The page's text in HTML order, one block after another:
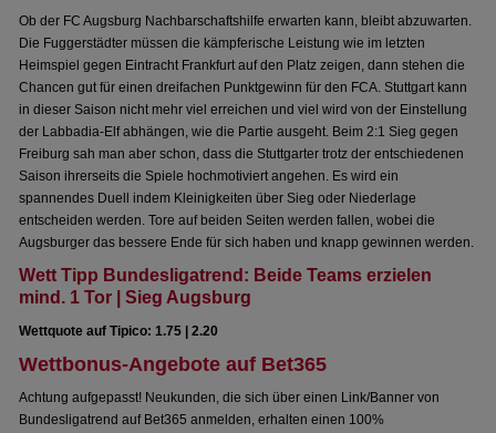
Ob der FC Augsburg Nachbarschaftshilfe erwarten kann, bleibt abzuwarten.
Die Fuggerstädter müssen die kämpferische Leistung wie im letzten
Heimspiel gegen Eintracht Frankfurt auf den Platz zeigen, dann stehen die
Chancen gut für einen dreifachen Punktgewinn für den FCA. Stuttgart kann
in dieser Saison nicht mehr viel erreichen und viel wird von der Einstellung
der Labbadia-Elf abhängen, wie die Partie ausgeht. Beim 2:1 Sieg gegen
Freiburg sah man aber schon, dass die Stuttgarter trotz der entschiedenen
Saison ihrerseits die Spiele hochmotiviert angehen. Es wird ein
spannendes Duell indem Kleinigkeiten über Sieg oder Niederlage
entscheiden werden. Tore auf beiden Seiten werden fallen, wobei die
Augsburger das bessere Ende für sich haben und knapp gewinnen werden.
Wett Tipp Bundesligatrend: Beide Teams erzielen
mind. 1 Tor | Sieg Augsburg
Wettquote auf Tipico: 1.75 | 2.20
Wettbonus-Angebote auf Bet365
Achtung aufgepasst! Neukunden, die sich über einen Link/Banner von
Bundesligatrend auf Bet365 anmelden, erhalten einen 100%